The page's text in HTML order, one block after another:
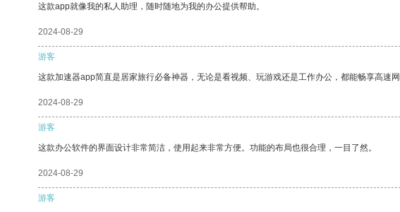
这款app就像我的私人助理，随时随地为我的办公提供帮助。
2024-08-29
游客
这款加速器app简直是居家旅行必备神器，无论是看视频、玩游戏还是工作办公，都能畅享高速
2024-08-29
游客
这款办公软件的界面设计非常简洁，使用起来非常方便。功能的布局也很合理，一目了然。
2024-08-29
游客